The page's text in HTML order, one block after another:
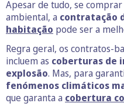
Apesar de tudo, se
ambiental, a contratação
habitação pode ser a
Regra geral, os contratos-
incluem as coberturas de
explosão. Mas, para
fenómenos climáticos
que garanta a cobertura